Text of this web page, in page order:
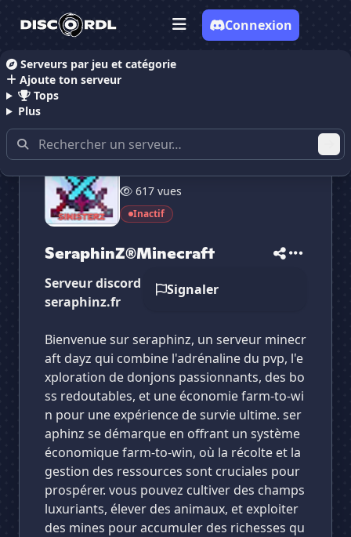
Serveurs par jeu et catégorie
Ajoute ton serveur
Tops
Plus
Connexion
Accueil Serveurs Discord Gaming
617 vues
Inactif
SeraphinZ®Minecraft
Signaler
Serveur discord d'un serveur minecraft
seraphinz.fr
Bienvenue sur seraphinz, un serveur minecr
aft dayz qui combine l'adrénaline du pvp, l'e
xploration de donjons passionnants, des bo
ss redoutables, et une économie farm-to-wi
n pour une expérience de survie ultime. ser
aphinz se démarque en offrant un système
économique farm-to-win, où la récolte et la
gestion des ressources sont cruciales pour
prospérer. vous pouvez cultiver des champs
luxuriants, élever des animaux, et exploiter
des mines pour accumuler des richesses qu
Vote pour SeraphinZ®Minecraft
Es-tu sûr de vouloir supprimer ton avis de ce
serveur ?